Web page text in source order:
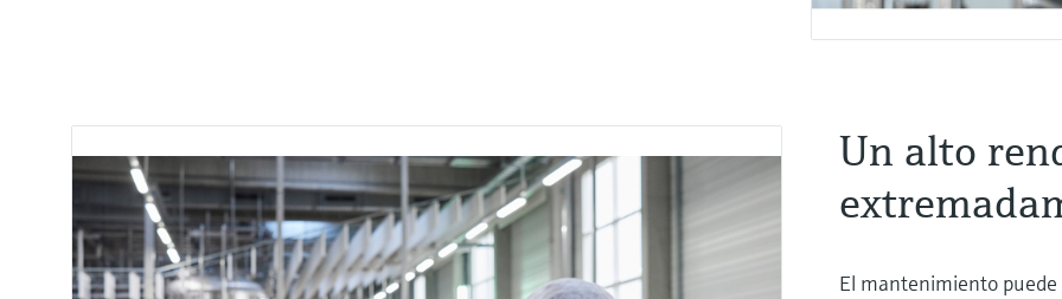
Un alto
El mantenimiento puede